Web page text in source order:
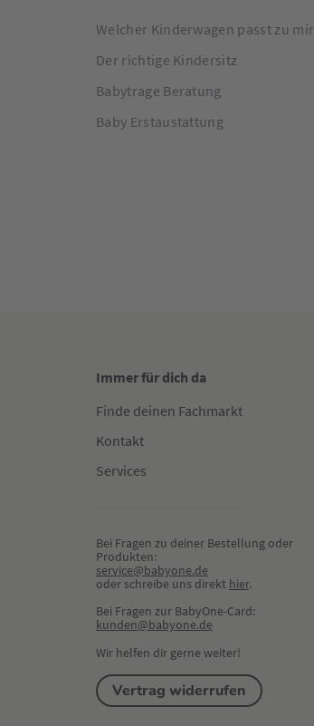
Welcher Kinderwagen passt zu mir
Der richtige Kindersitz
Babytrage Beratung
Baby Erstaustattung
Immer für dich da
Finde deinen Fachmarkt
Kontakt
Services
Bei Fragen zu deiner Bestellung oder
Produkten:
service@babyone.de
oder schreibe uns direkt hier.
Bei Fragen zur BabyOne-Card:
kunden@babyone.de
Wir helfen dir gerne weiter!
Vertrag widerrufen